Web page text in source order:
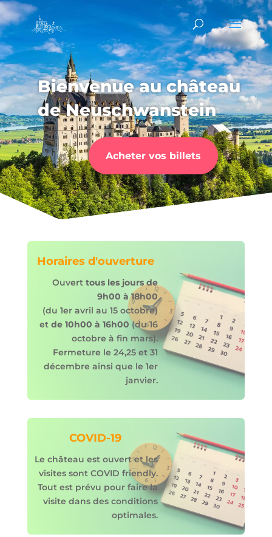
Bienvenue au château
de Neuschwanstein
Acheter vos billets
Horaires d'ouverture
Ouvert tous les jours de
9h00 à 18h00
(du 1er avril au 15 octobre)
et de 10h00 à 16h00 (du 16
octobre à fin mars).
Fermeture le 24,25 et 31
décembre ainsi que le 1er
janvier.
COVID-19
Le château est ouvert et les
visites sont COVID friendly.
Tout est prévu pour faire la
visite dans des conditions
optimales.